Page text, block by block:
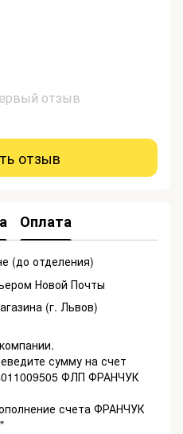
отзыв
отзыв
Оплата
(до отделения)
Новой Почты
(г. Львов)
сумму на счет
ФЛП ФРАНЧУК
счета ФРАНЧУК